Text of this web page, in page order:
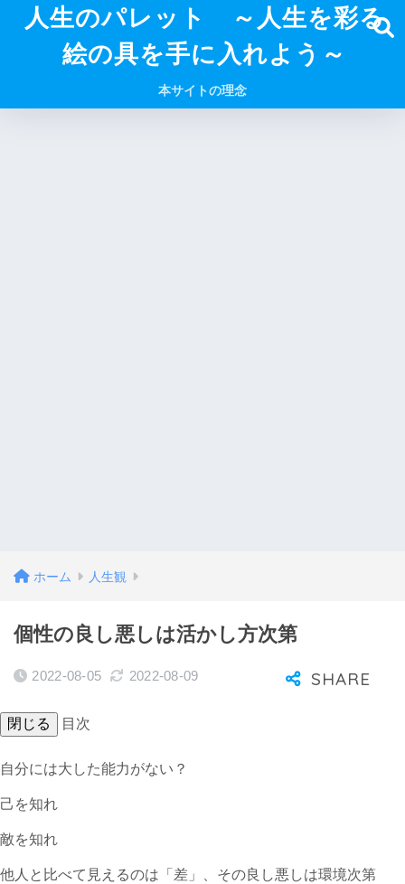
人生のパレット ～人生を彩る
絵の具を手に入れよう～
本サイトの理念
ホーム 人生観
個性の良し悪しは活かし方次第
2022-08-05 2022-08-09
閉じる 目次
自分には大した能力がない？
己を知れ
敵を知れ
他人と比べて見えるのは「差」、その良し悪しは環境次第